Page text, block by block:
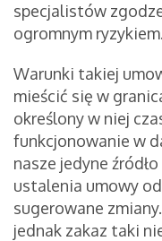
specjalistów
ogromnym ryzykiem.
Warunki takiej
mieścić się w
określony w niej
funkcjonowanie w
nasze jedyne
ustalenia umowy
sugerowane
jednak zakaz taki